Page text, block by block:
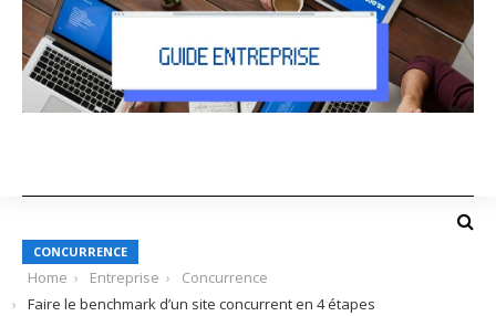
CONCURRENCE
Home Entreprise
Concurrence
Faire le benchmark d’un site concurrent en 4 étapes